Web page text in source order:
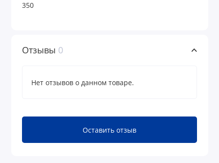
350
Отзывы 0
Нет отзывов о данном товаре.
Оставить отзыв